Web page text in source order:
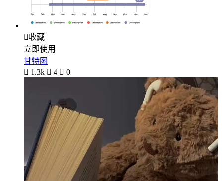
收藏
立即使用
甘特图
 1.3k  4  0